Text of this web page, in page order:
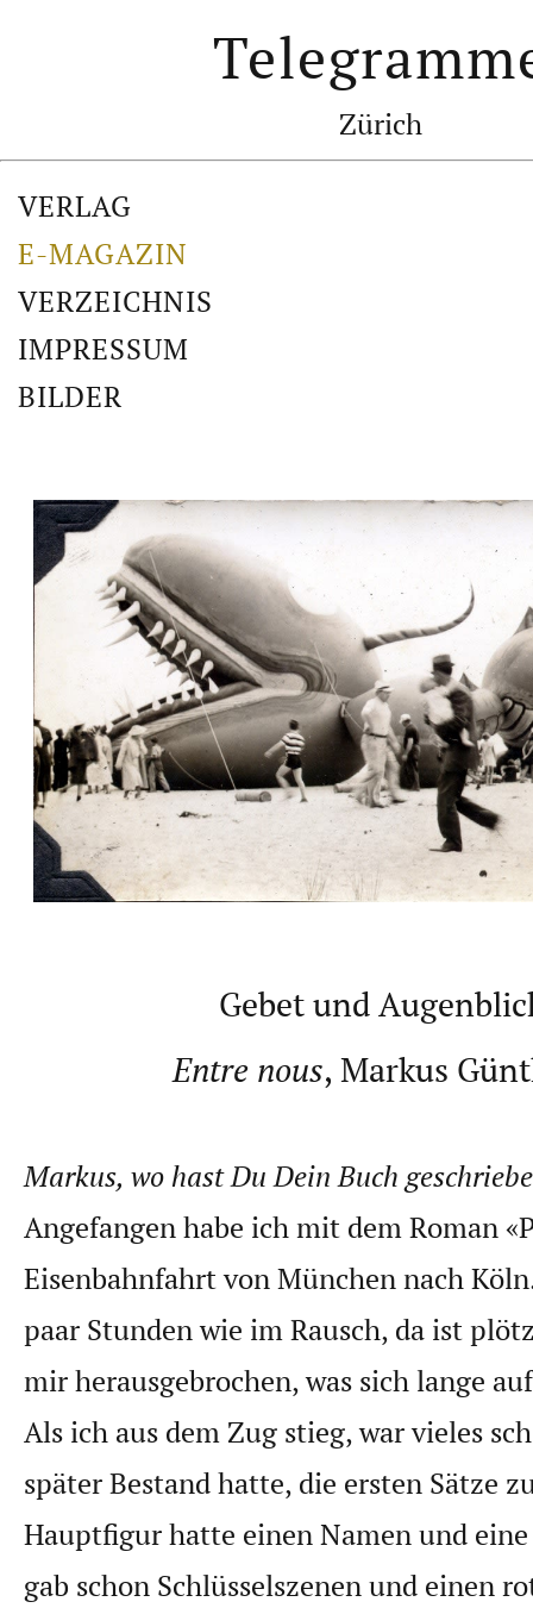
Zürich
VERLAG
E-MAGAZIN
VERZEICHNIS
IMPRESSUM
BILDER
Gebet und
Entre nous, Markus
Markus, wo hast Du Dein Buch
Angefangen habe ich mit dem Roman
Eisenbahnfahrt von München nach
paar Stunden wie im Rausch, da ist
mir herausgebrochen, was sich lange
Als ich aus dem Zug stieg, war vieles
später Bestand hatte, die ersten Sätze
Hauptfigur hatte einen Namen und
gab schon Schlüsselszenen und einen